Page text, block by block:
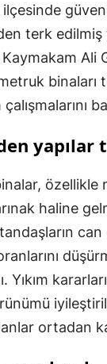
ilçesinde
terk edilmiş
Kaymakam Ali
binaları
özellikle
haline
Yıkım
ortadan